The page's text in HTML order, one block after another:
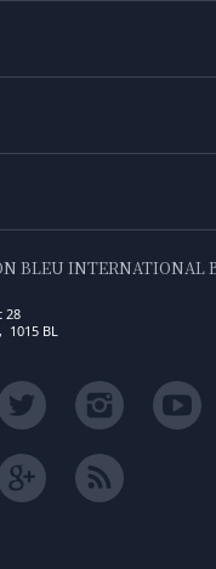
BLEU INTERNATIONAL
28
BL